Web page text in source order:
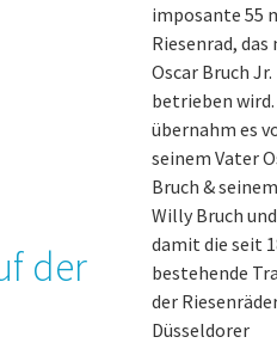
der
imposante 55
Riesenrad, das
Oscar Bruch Jr.
betrieben wird.
übernahm es
seinem Vater
Bruch &
Willy Bruch
damit die seit
bestehende
der
Düsseldorer